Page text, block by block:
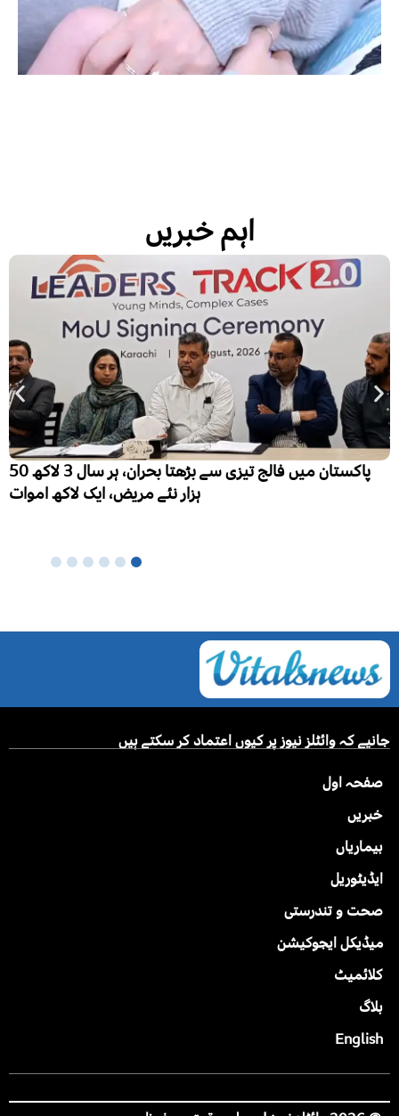
اہم خبریں
پاکستان میں فالج تیزی سے بڑھتا بحران، ہر سال 3 لاکھ 50
ہزار نئے مریض، ایک لاکھ اموات
جانیے کہ وائٹلز نیوز پر کیوں اعتماد کر سکتے ہیں
صفحہ اول
خبریں
بیماریاں
ایڈیٹوریل
صحت و تندرستی
میڈیکل ایجوکیشن
کلائمیٹ
بلاگ
English